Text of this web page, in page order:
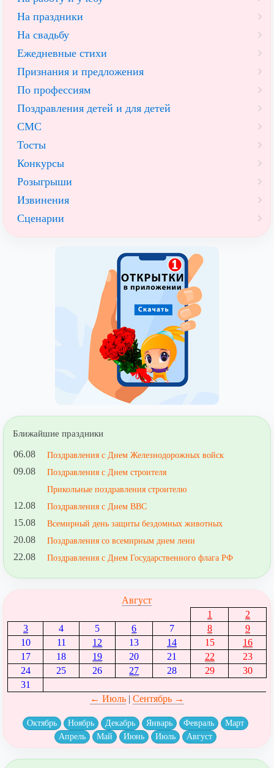
На праздники
На свадьбу
Ежедневные стихи
Признания и предложения
По профессиям
Поздравления детей и для детей
СМС
Тосты
Конкурсы
Розыгрыши
Извинения
Сценарии
Ближайшие праздники
06.08 Поздравления с Днем Железнодорожных войск
09.08
Поздравления с Днем строителя
Прикольные поздравления строителю
12.08 Поздравления с Днем ВВС
15.08 Всемирный день защиты бездомных животных
20.08 Поздравления со всемирным днем лени
22.08 Поздравления с Днем Государственного флага РФ
Август
1
2
3
4 5 6 7 8
9
10
11 12 13 14 15
16
17
18 19 20 21 22
23
24
25 26 27 28 29
30
31
← Июль| Сентябрь →
Октябрь Ноябрь Декабрь Январь Февраль
Март
Апрель
Май Июнь Июль Август